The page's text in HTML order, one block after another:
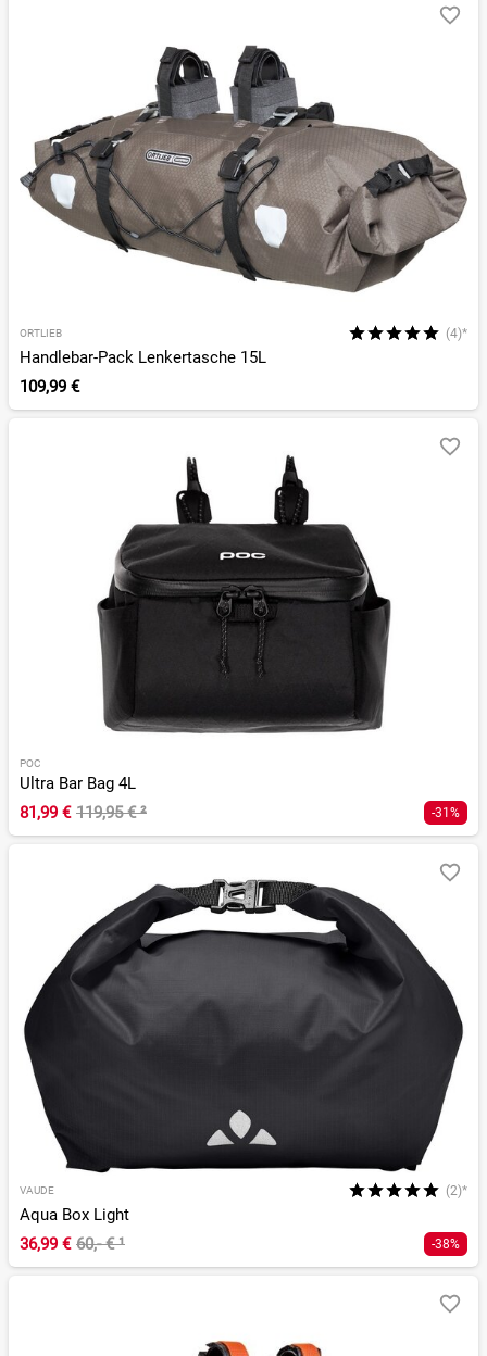
ORTLIEB (4)*
Handlebar-Pack Lenkertasche 15L
109,99 €
POC
Ultra Bar Bag 4L
81,99 € 119,95 €² -31%
VAUDE (2)*
Aqua Box Light
36,99 € 60,- €¹ -38%